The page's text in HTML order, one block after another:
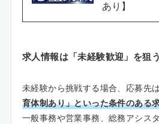
あり】
求人情報は「未経験歓迎」を狙う
未経験から挑戦する場合、応募先
育体制あり」といった条件のある
一般事務や営業事務、総務アシス